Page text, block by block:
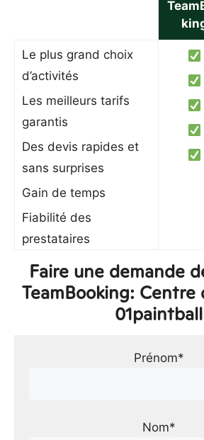
Le plus grand choix
d’activités
Les meilleurs tarifs
garantis
Des devis rapides et
sans surprises
Gain de temps
Fiabilité des
prestataires
Faire une demande
TeamBooking: Centre
01paintball
Prénom*
Nom*